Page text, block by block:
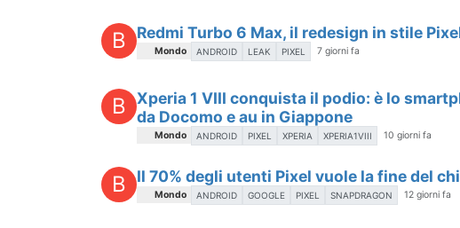
B Redmi Turbo 6 Max, il redesign in stile
Mondo ANDROID LEAK PIXEL 7 giorni fa
B
Xperia 1 VIII conquista il podio: è lo
da Docomo e au in Giappone
Mondo ANDROID PIXEL XPERIA XPERIA1VIII 10 giorni fa
B Il 70% degli utenti Pixel vuole la fine del
Mondo ANDROID GOOGLE PIXEL SNAPDRAGON 12 giorni fa